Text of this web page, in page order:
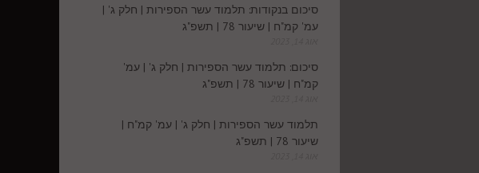
סיכום בנקודות: תלמוד עשר הספירות | חלק ג' |
עמ' קמ"ח | שיעור 78 | תשפ"ג
סיכום: תלמוד עשר הספירות | חלק ג' | עמ'
קמ"ח | שיעור 78 | תשפ"ג
תלמוד עשר הספירות | חלק ג' | עמ' קמ"ח |
שיעור 78 | תשפ"ג